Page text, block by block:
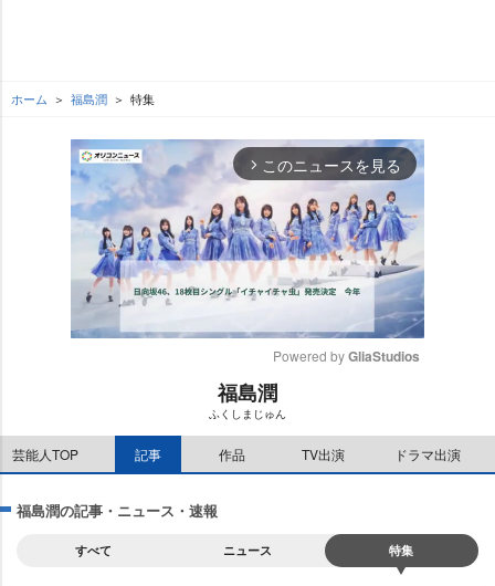
ホーム 福島潤 特集
arrow_forward_ios このニュースを見る
Powered by GliaStudios
福島潤
ふくしまじゅん
芸能人TOP 記事 作品 TV出演 ドラマ出演
福島潤の記事・ニュース・速報
すべて ニュース 特集